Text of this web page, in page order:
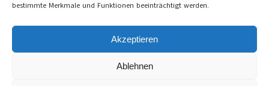
bestimmte Merkmale und Funktionen beeinträchtigt werden.
Akzeptieren
Ablehnen